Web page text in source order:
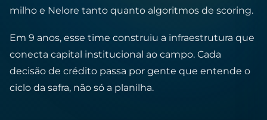
milho e Nelore tanto quanto algoritmos de scoring.
Em 9 anos, esse time construiu a infraestrutura que
conecta capital institucional ao campo. Cada
decisão de crédito passa por gente que entende o
ciclo da safra, não só a planilha.